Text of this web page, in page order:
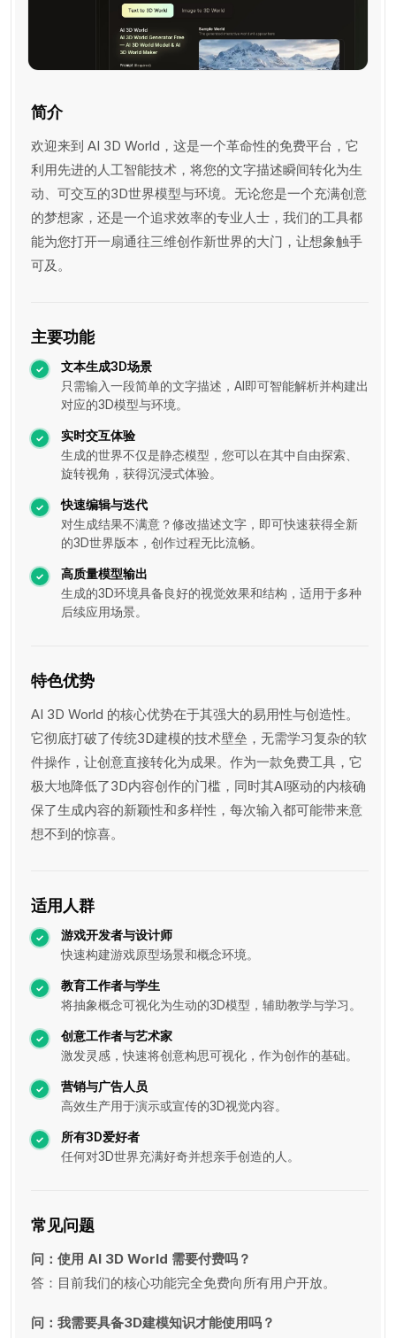
简介
欢迎来到 AI 3D World，这是一个革命性的免费平台，它
利用先进的人工智能技术，将您的文字描述瞬间转化为生
动、可交互的3D世界模型与环境。无论您是一个充满创意
的梦想家，还是一个追求效率的专业人士，我们的工具都
能为您打开一扇通往三维创作新世界的大门，让想象触手
可及。
主要功能
文本生成3D场景
只需输入一段简单的文字描述，AI即可智能解析并构建出
对应的3D模型与环境。
实时交互体验
生成的世界不仅是静态模型，您可以在其中自由探索、
旋转视角，获得沉浸式体验。
快速编辑与迭代
对生成结果不满意？修改描述文字，即可快速获得全新
的3D世界版本，创作过程无比流畅。
高质量模型输出
生成的3D环境具备良好的视觉效果和结构，适用于多种
后续应用场景。
特色优势
AI 3D World 的核心优势在于其强大的易用性与创造性。
它彻底打破了传统3D建模的技术壁垒，无需学习复杂的软
件操作，让创意直接转化为成果。作为一款免费工具，它
极大地降低了3D内容创作的门槛，同时其AI驱动的内核确
保了生成内容的新颖性和多样性，每次输入都可能带来意
想不到的惊喜。
适用人群
游戏开发者与设计师
快速构建游戏原型场景和概念环境。
教育工作者与学生
将抽象概念可视化为生动的3D模型，辅助教学与学习。
创意工作者与艺术家
激发灵感，快速将创意构思可视化，作为创作的基础。
营销与广告人员
高效生产用于演示或宣传的3D视觉内容。
所有3D爱好者
任何对3D世界充满好奇并想亲手创造的人。
常见问题
问：使用 AI 3D World 需要付费吗？
答：目前我们的核心功能完全免费向所有用户开放。
问：我需要具备3D建模知识才能使用吗？